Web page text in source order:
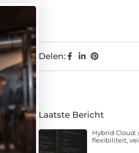
Delen:
Laatste Bericht
Hybrid Cloud:
flexibiliteit,